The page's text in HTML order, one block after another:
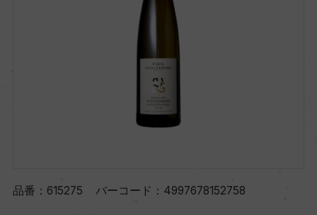
品番： 615275 バーコード： 4997678152758